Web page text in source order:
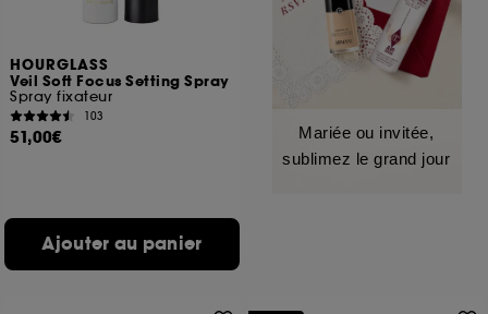
HOURGLASS
Veil Soft Focus Setting Spray
Spray fixateur
103
51,00€
Ajouter au panier
Mariée ou invitée,
sublimez le grand jour